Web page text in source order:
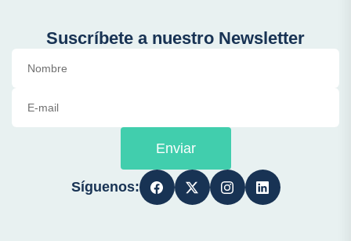
Suscríbete a nuestro Newsletter
Enviar
Síguenos: